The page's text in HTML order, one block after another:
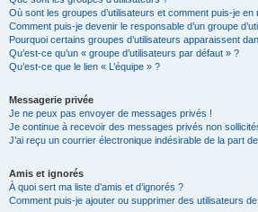
Où sont les groupes d’utilisateurs et comment puis-je en
Comment puis-je devenir le responsable d’un groupe
Pourquoi certains groupes d’utilisateurs apparaissent
Qu’est-ce qu’un « groupe d’utilisateurs par défaut » ?
Qu’est-ce que le lien « L’équipe » ?
Messagerie privée
Je ne peux pas envoyer de messages privés !
Je continue à recevoir des messages privés non
J’ai reçu un courrier électronique indésirable de la part
Amis et ignorés
À quoi sert ma liste d’amis et d’ignorés ?
Comment puis-je ajouter ou supprimer des utilisateurs de